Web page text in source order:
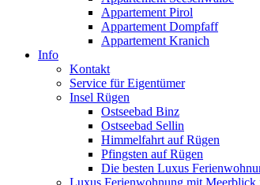
Appartement Pirol
Appartement Dompfaff
Appartement Kranich
Info
Kontakt
Service für Eigentümer
Insel Rügen
Ostseebad Binz
Ostseebad Sellin
Himmelfahrt auf Rügen
Pfingsten auf Rügen
Die besten Luxus
Luxus Ferienwohnung mit Meerblick